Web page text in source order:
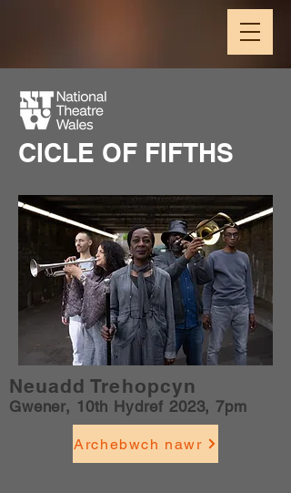
CICLE OF FIFTHS
Neuadd Trehopcyn
Gwener, 10th Hydref 2023, 7pm
Archebwch nawr